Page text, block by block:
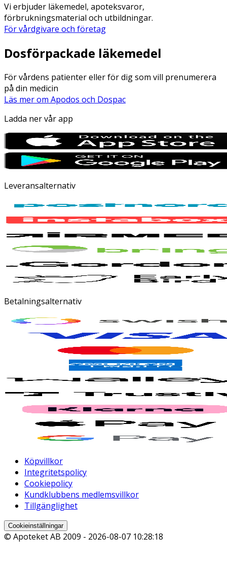
Vi erbjuder läkemedel, apoteksvaror,
förbrukningsmaterial och utbildningar.
För vårdgivare och företag
Dosförpackade läkemedel
För vårdens patienter eller för dig som vill prenumerera
på din medicin
Läs mer om Apodos och Dospac
Ladda ner vår app
Leveransalternativ
Betalningsalternativ
Köpvillkor
Integritetspolicy
Cookiepolicy
Kundklubbens medlemsvillkor
Tillgänglighet
Cookieinställningar
© Apoteket AB 2009 - 2026-08-07 10:28:18